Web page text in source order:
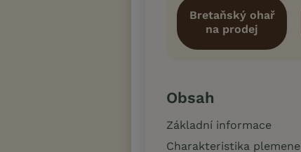
Bretaňský ohař
na prodej
Obsah
Základní informace
Charakteristika plemene